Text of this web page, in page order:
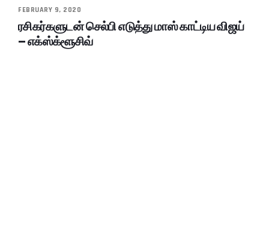
FEBRUARY 9, 2020
ரசிகர்களுடன் செல்பி எடுத்து மாஸ் காட்டிய விஜய்
– எக்ஸ்க்ளூசிவ்